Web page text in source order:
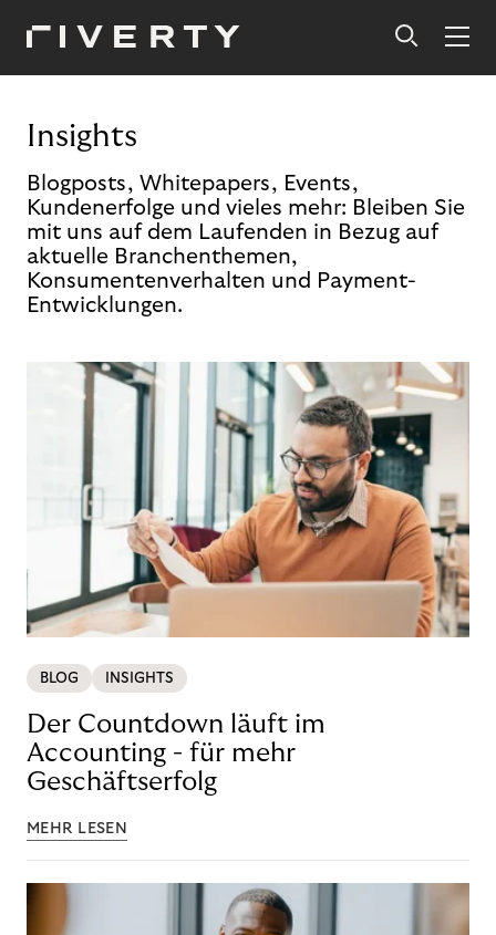
Insights
Blogposts, Whitepapers, Events,
Kundenerfolge und vieles mehr: Bleiben Sie
mit uns auf dem Laufenden in Bezug auf
aktuelle Branchenthemen,
Konsumentenverhalten und Payment-
Entwicklungen.
BLOG INSIGHTS
Der Countdown läuft im
Accounting - für mehr
Geschäftserfolg
MEHR LESEN